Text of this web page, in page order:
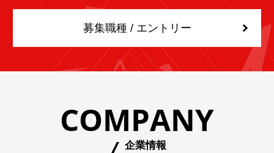
募集職種 / エントリー
COMPANY
企業情報